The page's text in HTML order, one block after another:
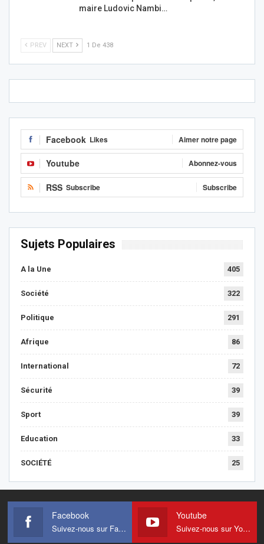
maire Ludovic Nambi…
PREV NEXT 1 De 438
Facebook Likes Aimer notre page
Youtube Abonnez-vous
RSS Subscribe Subscribe
Sujets Populaires
A la Une 405
Société 322
Politique 291
Afrique 86
International 72
Sécurité 39
Sport 39
Education 33
SOCIÉTÉ 25
Facebook
Suivez-nous sur Facebook
Youtube
Suivez-nous sur Youtube